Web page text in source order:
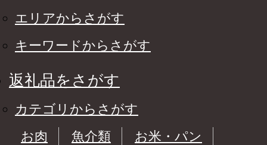
エリアからさがす
キーワードからさがす
返礼品をさがす
カテゴリからさがす
お肉
魚介類
お米・パン